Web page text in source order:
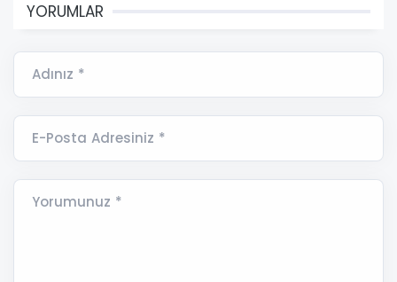
YORUMLAR
Adınız *
E-Posta Adresiniz *
Yorumunuz *